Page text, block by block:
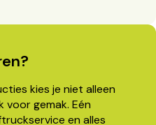
kies je niet alleen
gemak. Eén
en alles